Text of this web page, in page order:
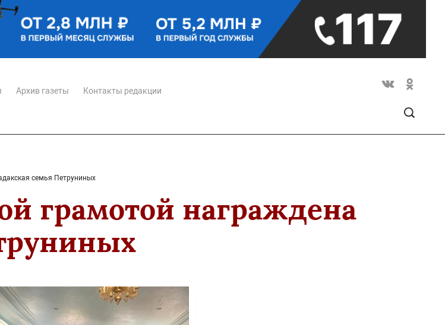
Архив газеты Контакты редакции
семья Петруниных
грамотой награждена